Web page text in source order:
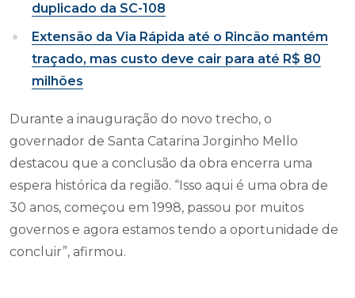
duplicado da SC-108
Extensão da Via Rápida até o Rincão mantém
traçado, mas custo deve cair para até R$ 80
milhões
Durante a inauguração do novo trecho, o
governador de Santa Catarina Jorginho Mello
destacou que a conclusão da obra encerra uma
espera histórica da região. “Isso aqui é uma obra de
30 anos, começou em 1998, passou por muitos
governos e agora estamos tendo a oportunidade de
concluir”, afirmou.